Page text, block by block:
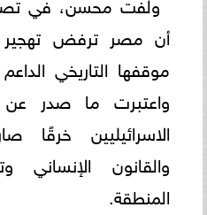
أن مصر ترفض تهجير
موقفها التاريخي
واعتبرت ما صدر عن
الاسرائيليين خرقًا
والقانون
المنطقة.